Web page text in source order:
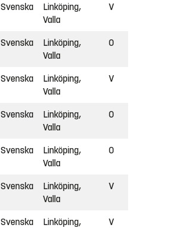
Svenska
Linköping,
Valla
V
Svenska
Linköping,
Valla
O
Svenska
Linköping,
Valla
V
Svenska
Linköping,
Valla
O
Svenska
Linköping,
Valla
O
Svenska
Linköping,
Valla
V
Svenska
Linköping,
V